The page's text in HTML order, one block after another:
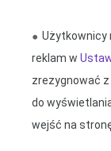
Użytkownicy
reklam w
zrezygnować
do
wejść na